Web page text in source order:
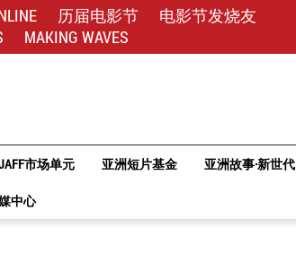
历届电影节
电影节发烧友
MAKING WAVES
市场单元 亚洲短片基金 亚洲故事·新世代
中心